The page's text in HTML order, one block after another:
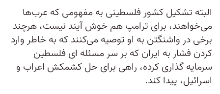
البته تشکیل کشور فلسطینی به مفهومی که عرب‌ها
می‌خواهند، برای ترامپ هم خوش آیند نیست، هرچند
برخی در واشنگتن به او توصیه می‌کنند که به خاطر وارد
کردن فشار به ایران که بر سر مسئله ای فلسطین
سرمایه گذاری کرده، راهی برای حل کشمکش اعراب و
اسرائیل، پیدا کند.